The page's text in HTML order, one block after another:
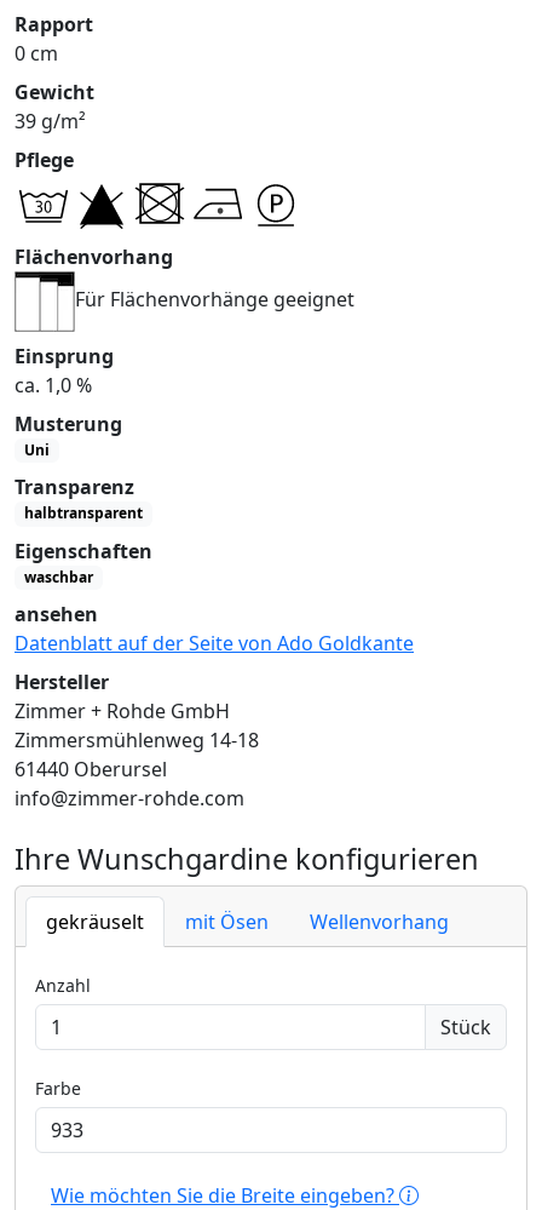
Rapport
0 cm
Gewicht
39 g/m²
Pflege
Flächenvorhang
Für Flächenvorhänge geeignet
Einsprung
ca. 1,0 %
Musterung
Uni
Transparenz
halbtransparent
Eigenschaften
waschbar
ansehen
Datenblatt auf der Seite von Ado Goldkante
Hersteller
Zimmer + Rohde GmbH
Zimmersmühlenweg 14-18
61440 Oberursel
info@zimmer-rohde.com
Ihre Wunschgardine konfigurieren
gekräuselt mit Ösen Wellenvorhang
Anzahl
Stück
Farbe
Wie möchten Sie die Breite eingeben?